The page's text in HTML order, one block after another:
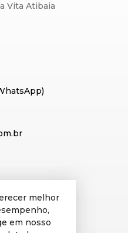
Vita Atibaia
melhor
em nosso